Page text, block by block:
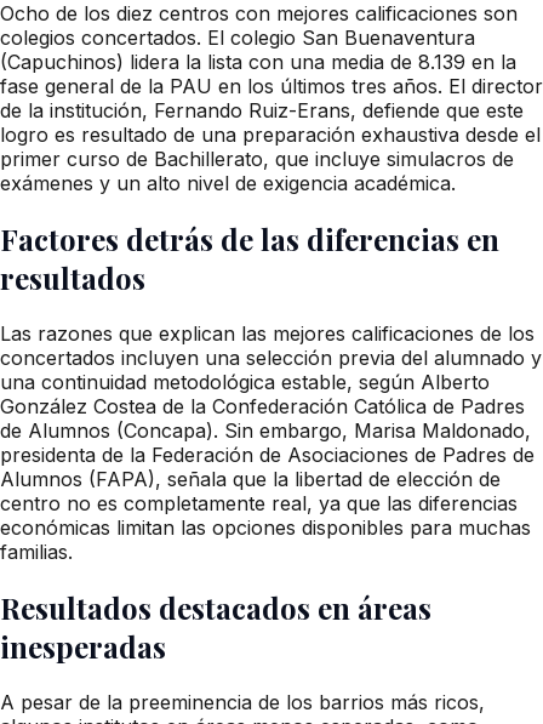
Ocho de los diez centros con mejores calificaciones son
colegios concertados. El colegio San Buenaventura
(Capuchinos) lidera la lista con una media de 8.139 en la
fase general de la PAU en los últimos tres años. El director
de la institución, Fernando Ruiz-Erans, defiende que este
logro es resultado de una preparación exhaustiva desde el
primer curso de Bachillerato, que incluye simulacros de
exámenes y un alto nivel de exigencia académica.
Factores detrás de las diferencias en
resultados
Las razones que explican las mejores calificaciones de los
concertados incluyen una selección previa del alumnado y
una continuidad metodológica estable, según Alberto
González Costea de la Confederación Católica de Padres
de Alumnos (Concapa). Sin embargo, Marisa Maldonado,
presidenta de la Federación de Asociaciones de Padres de
Alumnos (FAPA), señala que la libertad de elección de
centro no es completamente real, ya que las diferencias
económicas limitan las opciones disponibles para muchas
familias.
Resultados destacados en áreas
inesperadas
A pesar de la preeminencia de los barrios más ricos,